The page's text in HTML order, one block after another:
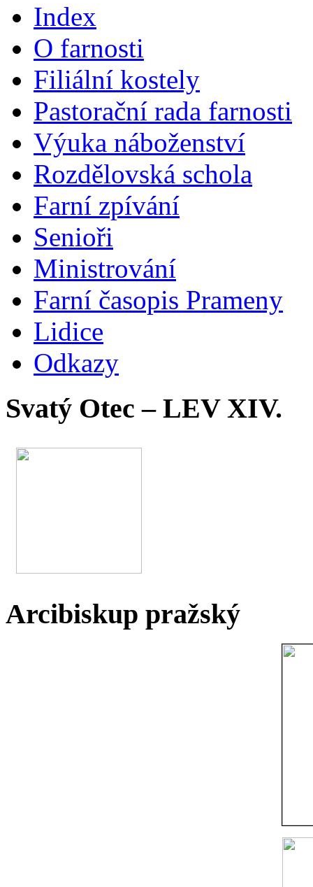
Index
O farnosti
Filiální kostely
Pastorační rada farnosti
Výuka náboženství
Rozdělovská schola
Farní zpívání
Senioři
Ministrování
Farní časopis Prameny
Lidice
Odkazy
Svatý Otec – LEV XIV.
Arcibiskup pražský